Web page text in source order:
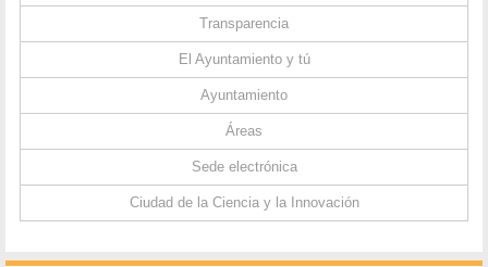
Transparencia
El Ayuntamiento y tú
Ayuntamiento
Áreas
Sede electrónica
Ciudad de la Ciencia y la Innovación